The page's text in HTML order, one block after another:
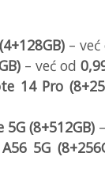
– već
– već od
14 Pro
(8+512GB)
5G